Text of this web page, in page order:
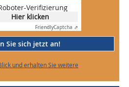
Verifizierung
Hier klicken
FriendlyCaptcha ⇗
Sie sich jetzt an!
und erhalten Sie weitere